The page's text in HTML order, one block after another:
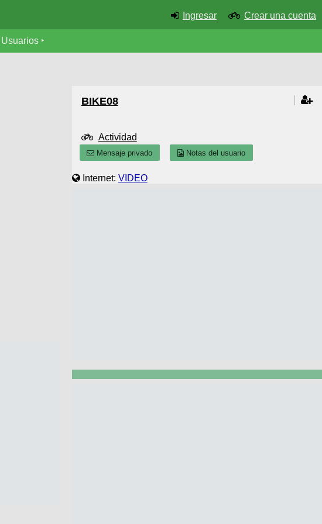
Ingresar Crear una cuenta
Usuarios
BIKE08
Actividad
Mensaje privado Notas del usuario
Internet: VIDEO